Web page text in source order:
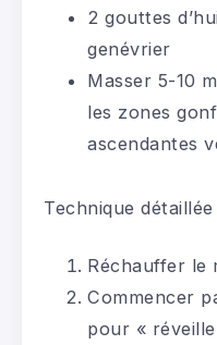
2 gouttes
genévrier
Masser 5-10
les zones
ascendantes
Technique détaillée
Réchauffer le
Commencer
pour «